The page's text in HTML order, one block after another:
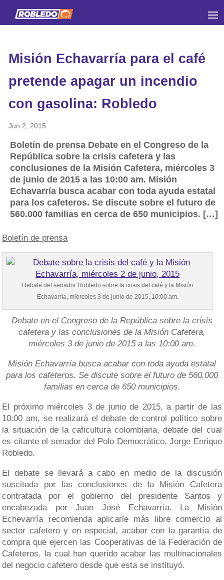
Misión Echavarría para el café
pretende apagar un incendio
con gasolina: Robledo
Jun 2, 2015
Boletín de prensa Debate en el Congreso de la
República sobre la crisis cafetera y las
conclusiones de la Misión Cafetera, miércoles 3
de junio de 2015 a las 10:00 am. Misión
Echavarría busca acabar con toda ayuda estatal
para los cafeteros. Se discute sobre el futuro de
560.000 familias en cerca de 650 municipios. […]
Boletín de prensa
Debate del senador Robledo sobre la crisis del café y la Misión
Echavarría, miércoles 3 de junio de 2015, 10:00 am.
Debate en el Congreso de la República sobre la crisis
cafetera y las conclusiones de la Misión Cafetera,
miércoles 3 de junio de 2015 a las 10:00 am.
Misión Echavarría busca acabar con toda ayuda estatal
para los cafeteros. Se discute sobre el futuro de 560.000
familias en cerca de 650 municipios.
El próximo miércoles 3 de junio de 2015, a partir de las
10:00 am, se realizará el debate de control político sobre
la situación de la caficultura colombiana, debate del cual
es citante el senador del Polo Democrático, Jorge Enrique
Robledo.
El debate se llevará a cabo en medio de la discusión
suscitada por las conclusiones de la Misión Cafetera
contratada por el gobierno del presidente Santos y
encabezada por Juan José Echavarría. La Misión
Echevarría recomienda aplicarle más libre comercio al
sector cafetero y en especial, acabar con la garantía de
compra que ejercen las Cooperativas de la Federación de
Cafeteros, la cual han querido acabar las multinacionales
del negocio cafetero desde que esta se instituyó.